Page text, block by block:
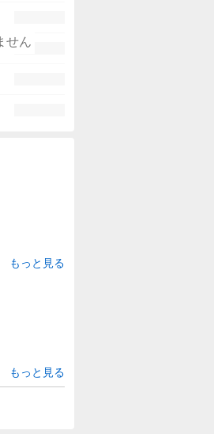
せん
もっと見る
もっと見る